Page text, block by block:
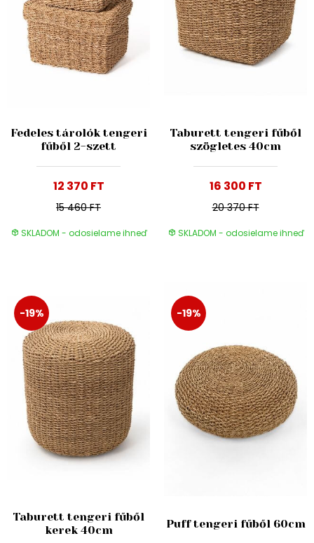
Fedeles tárolók tengeri
fűből 2-szett
12 370 FT
15 460 FT
SKLADOM - odosielame ihneď
Taburett tengeri fűből
szögletes 40cm
16 300 FT
20 370 FT
SKLADOM - odosielame ihneď
-19%
Taburett tengeri fűből
kerek 40cm
-19%
Puff tengeri fűből 60cm